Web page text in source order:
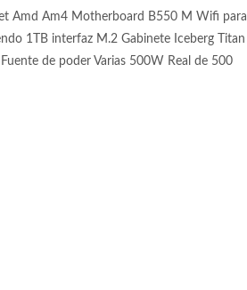
Amd Am4 Motherboard B550 M Wifi para
1TB interfaz M.2 Gabinete Iceberg Titan
de poder Varias 500W Real de 500